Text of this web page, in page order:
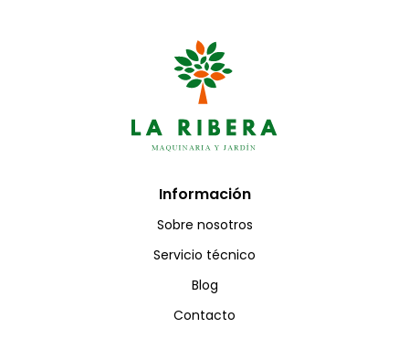
Información
Sobre nosotros
Servicio técnico
Blog
Contacto